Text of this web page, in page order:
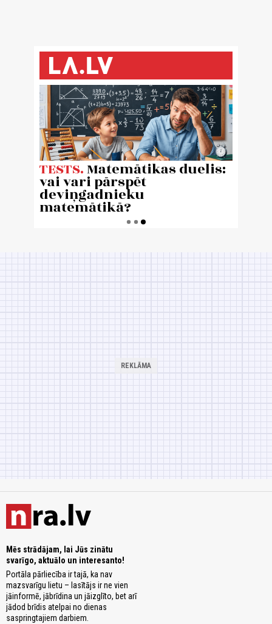
Mēs strādājam, lai Jūs zinātu
svarīgo, aktuālo un interesanto!
Portāla pārliecība ir tajā, ka nav
mazsvarīgu lietu – lasītājs ir ne vien
jāinformē, jābrīdina un jāizglīto, bet arī
jādod brīdis atelpai no dienas
saspringtajiem darbiem.